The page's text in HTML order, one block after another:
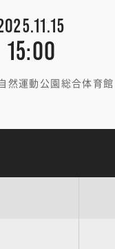
15:00
然運動公園総合体育館